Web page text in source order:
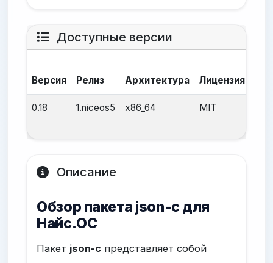
Доступные версии
Версия Релиз Архитектура Лицензия
0.18 1.niceos5 x86_64 MIT
Описание
Обзор пакета json-c для
Найс.ОС
Пакет json-c представляет собой